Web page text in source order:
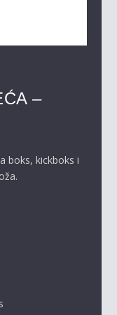
–
boks, kickboks i